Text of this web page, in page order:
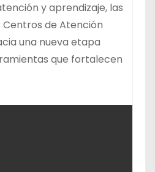
y aprendizaje, las
Centros de Atención
una nueva etapa
que fortalecen